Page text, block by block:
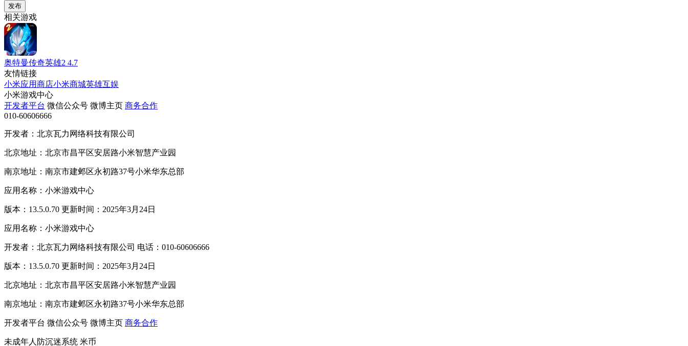
发布
相关游戏
奥特曼传奇英雄2 4.7
友情链接
小米应用商店小米商城英雄互娱
小米游戏中心
开发者平台 微信公众号 微博主页 商务合作
010-60606666
开发者：北京瓦力网络科技有限公司
北京地址：北京市昌平区安居路小米智慧产业园
南京地址：南京市建邺区永初路37号小米华东总部
应用名称：小米游戏中心
版本：13.5.0.70 更新时间：2025年3月24日
应用名称：小米游戏中心
开发者：北京瓦力网络科技有限公司 电话：010-60606666
版本：13.5.0.70 更新时间：2025年3月24日
北京地址：北京市昌平区安居路小米智慧产业园
南京地址：南京市建邺区永初路37号小米华东总部
开发者平台 微信公众号 微博主页 商务合作
未成年人防沉迷系统 米币